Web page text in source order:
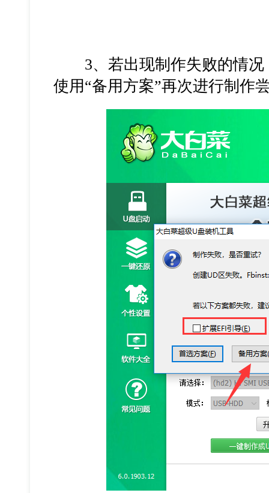
3、若出现制作失败的情况
使用“备用方案”再次进行制作